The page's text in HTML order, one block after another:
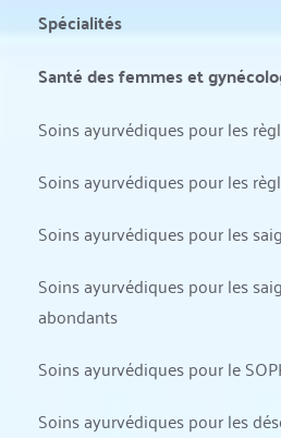
Spécialités
Santé des femmes et
Soins ayurvédiques pour les
Soins ayurvédiques pour les
Soins ayurvédiques pour les
Soins ayurvédiques pour les
abondants
Soins ayurvédiques pour le
Soins ayurvédiques pour les